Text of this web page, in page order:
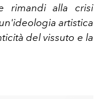
rimandi alla crisi
artistica
del vissuto e la